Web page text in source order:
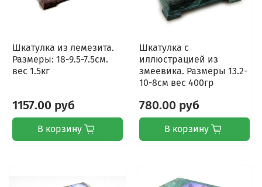
Шкатулка из лемезита.
Размеры: 18-9.5-7.5см.
вес 1.5кг
1157.00 руб
В корзину
Шкатулка с
иллюстрацией из
змеевика. Размеры 13.2-
10-8см вес 400гр
780.00 руб
В корзину